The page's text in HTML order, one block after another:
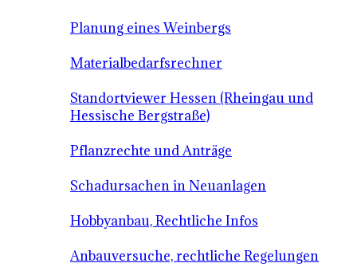
Planung eines Weinbergs
Materialbedarfsrechner
Standortviewer Hessen (Rheingau und
Hessische Bergstraße)
Pflanzrechte und Anträge
Schadursachen in Neuanlagen
Hobbyanbau, Rechtliche Infos
Anbauversuche, rechtliche Regelungen